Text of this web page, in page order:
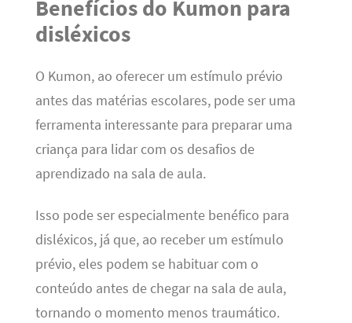
Benefícios do Kumon para
disléxicos
O Kumon, ao oferecer um estímulo prévio
antes das matérias escolares, pode ser uma
ferramenta interessante para preparar uma
criança para lidar com os desafios de
aprendizado na sala de aula.
Isso pode ser especialmente benéfico para
disléxicos, já que, ao receber um estímulo
prévio, eles podem se habituar com o
conteúdo antes de chegar na sala de aula,
tornando o momento menos traumático.